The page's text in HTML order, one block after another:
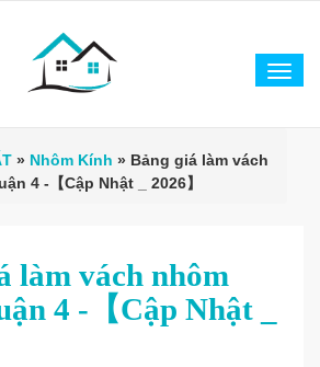
» Nhôm Kính » Bảng giá làm vách
4 -【Cập Nhật _ 2026】
làm vách nhôm
4 -【Cập Nhật _